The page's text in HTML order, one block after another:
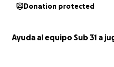
Donation protected
Ayuda al equipo Sub 31 a